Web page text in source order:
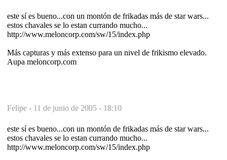
este sí es bueno...con un montón de frikadas más de star wars...
estos chavales se lo estan currando mucho...
http://www.meloncorp.com/sw/15/index.php
Más capturas y más extenso para un nivel de frikismo elevado.
Aupa meloncorp.com
Felipe - 11 de junio de 2005 - 18:10
este sí es bueno...con un montón de frikadas más de star wars...
estos chavales se lo estan currando mucho...
http://www.meloncorp.com/sw/15/index.php